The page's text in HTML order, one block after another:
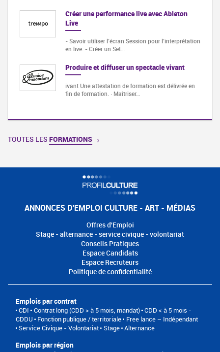
Créer une performance live avec Ableton
Live
- Savoir utiliser l’écran Session pour l’interprétation
en live. - Créer un Set…
Produire et diffuser un spectacle vivant
ivant Une attestation de formation est délivrée en
fin de formation. · Maîtriser…
TOUTES LES FORMATIONS
ANNONCES D'EMPLOI CULTURE - ART - MÉDIAS
Offres d'Emploi
Stage - alternance - service civique - volontariat
Conseils Pratiques
Espace Candidats
Espace Recruteurs
Politique de confidentialité
Emplois par contrat
CDI Contrat long (CDD > à 5 mois, mandat) CDD < à 5 mois -
CDDU
Fonction publique / territoriale
Free lance – Indépendant
Service Civique - Volontariat
Stage Alternance
Emplois par région